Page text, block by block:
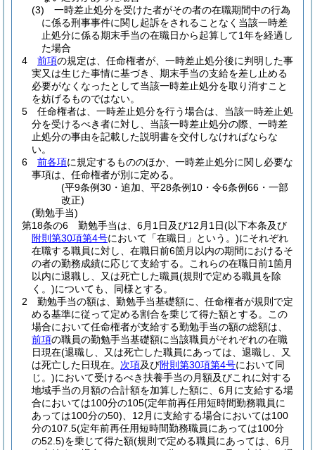
(3)
一時差止処分を受けた者がその者の在職期間中の行為
に係る刑事事件に関し起訴をされることなく当該一時差
止処分に係る期末手当の在職日から起算して1年を経過し
た場合
4
前項の規定は、任命権者が、一時差止処分後に判明した事
実又は生じた事情に基づき、期末手当の支給を差し止める
必要がなくなったとして当該一時差止処分を取り消すこと
を妨げるものではない。
5
任命権者は、一時差止処分を行う場合は、当該一時差止処
分を受けるべき者に対し、当該一時差止処分の際、一時差
止処分の事由を記載した説明書を交付しなければならな
い。
6
前各項に規定するもののほか、一時差止処分に関し必要な
事項は、任命権者が別に定める。
(平9条例30・追加、平28条例10・令6条例66・一部
改正)
(勤勉手当)
第18条の6
勤勉手当は、6月1日及び12月1日(以下本条及び
附則第30項第4号において「在職日」という。)にそれぞれ
在職する職員に対し、在職日前6箇月以内の期間におけるそ
の者の勤務成績に応じて支給する。
これらの在職日前1箇月
以内に退職し、又は死亡した職員(規則で定める職員を除
く。)についても、同様とする。
2
勤勉手当の額は、勤勉手当基礎額に、任命権者が規則で定
める基準に従って定める割合を乗じて得た額とする。
この
場合において任命権者が支給する勤勉手当の額の総額は、
前項の職員の勤勉手当基礎額に当該職員がそれぞれの在職
日現在(退職し、又は死亡した職員にあっては、退職し、又
は死亡した日現在。 次項及び附則第30項第4号において同
じ。)において受けるべき扶養手当の月額及びこれに対する
地域手当の月額の合計額を加算した額に、6月に支給する場
合においては100分の105(定年前再任用短時間勤務職員に
あっては100分の50) 、12月に支給する場合においては100
分の107.5(定年前再任用短時間勤務職員にあっては100分
の52.5)を乗じて得た額(規則で定める職員にあっては、6月